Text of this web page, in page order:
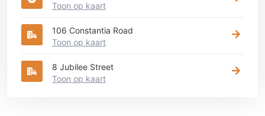
Toon op kaart
106 Constantia Road
Toon op kaart
8 Jubilee Street
Toon op kaart